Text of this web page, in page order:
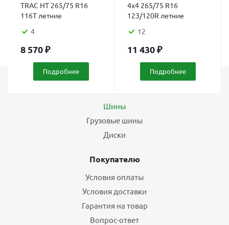
TRAC HT 265/75 R16
116T летние
4
8 570₽
Подробнее
4x4 265/75 R16
123/120R летние
12
11 430₽
Подробнее
Шины
Грузовые шины
Диски
Покупателю
Условия оплаты
Условия доставки
Гарантия на товар
Вопрос-ответ